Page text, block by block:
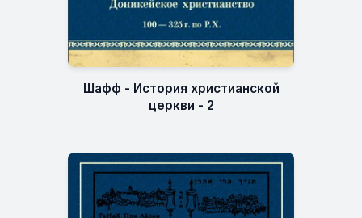
Шафф - История христианской
церкви - 2